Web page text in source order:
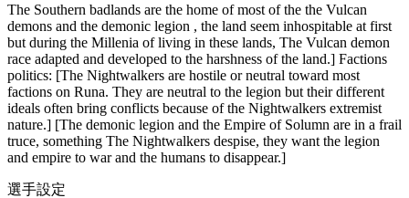
The Southern badlands are the home of most of the the Vulcan
demons and the demonic legion , the land seem inhospitable at first
but during the Millenia of living in these lands, The Vulcan demon
race adapted and developed to the harshness of the land.] Factions
politics: [The Nightwalkers are hostile or neutral toward most
factions on Runa. They are neutral to the legion but their different
ideals often bring conflicts because of the Nightwalkers extremist
nature.] [The demonic legion and the Empire of Solumn are in a frail
truce, something The Nightwalkers despise, they want the legion
and empire to war and the humans to disappear.]
選手設定